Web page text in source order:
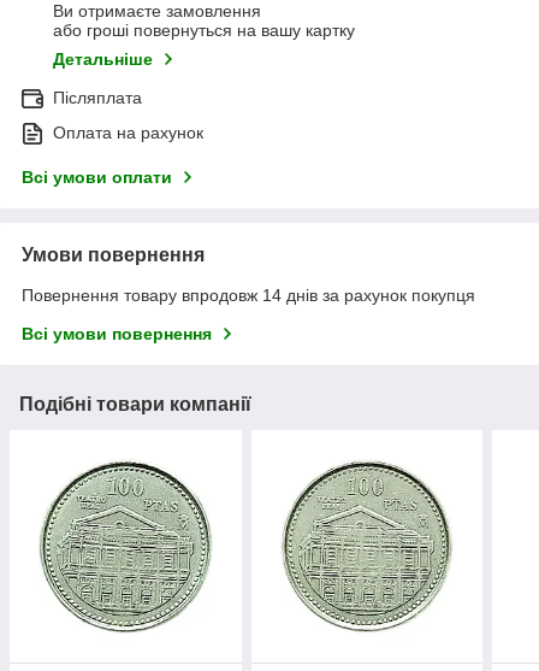
Ви отримаєте замовлення
або гроші повернуться на вашу картку
Детальніше
Післяплата
Оплата на рахунок
Всі умови оплати
Умови повернення
Повернення товару впродовж 14 днів за рахунок покупця
Всі умови повернення
Подібні товари компанії